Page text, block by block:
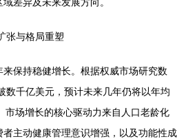
张与格局重塑
保持稳健增长。根据权威市场研究数
数千亿美元，预计未来几年仍将以年均
市场增长的核心驱动力来自人口老龄化
主动健康管理意识增强，以及功能性成